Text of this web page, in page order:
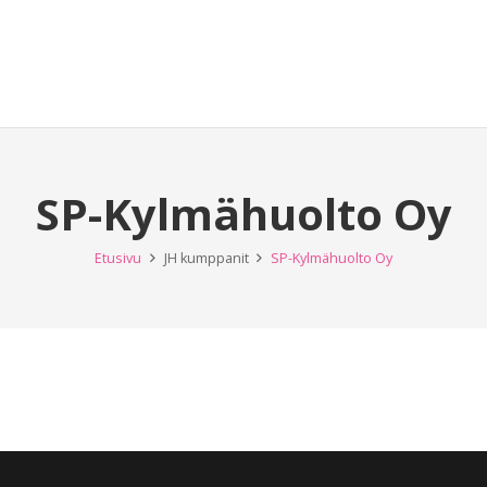
SP-Kylmähuolto Oy
Etusivu JH kumppanit SP-Kylmähuolto Oy